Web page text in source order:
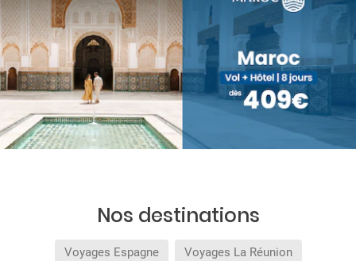
Nos destinations
Voyages Espagne Voyages La Réunion